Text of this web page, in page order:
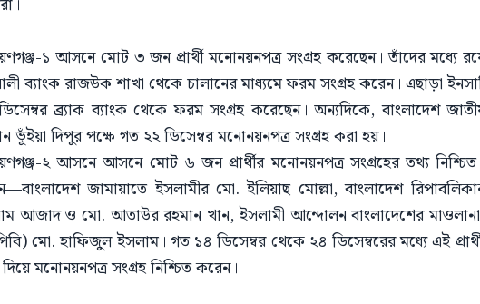
১ আসনে মোট ৩ জন প্রার্থী মনোনয়নপত্র সংগ্রহ করেছেন। তাঁদের মধ্যে
ব্যাংক রাজউক শাখা থেকে চালানের মাধ্যমে ফরম সংগ্রহ করেন। এছাড়া
ব্র্যাক ব্যাংক থেকে ফরম সংগ্রহ করেছেন। অন্যদিকে, বাংলাদেশ
ভূঁইয়া দিপুর পক্ষে গত ২২ ডিসেম্বর মনোনয়নপত্র সংগ্রহ করা হয়।
২ আসনে আসনে মোট ৬ জন প্রার্থীর মনোনয়নপত্র সংগ্রহের তথ্য নিশ্চিত
জামায়াতে ইসলামীর মো. ইলিয়াছ মোল্লা, বাংলাদেশ
আজাদ ও মো. আতাউর রহমান খান, ইসলামী আন্দোলন বাংলাদেশের মাওলানা
মো. হাফিজুল ইসলাম। গত ১৪ ডিসেম্বর থেকে ২৪ ডিসেম্বরের মধ্যে এই
মনোনয়নপত্র সংগ্রহ নিশ্চিত করেন।